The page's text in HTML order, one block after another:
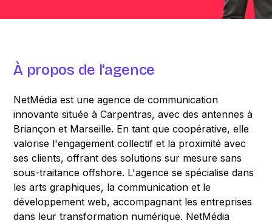
À propos de l'agence
NetMédia est une agence de communication
innovante située à Carpentras, avec des antennes à
Briançon et Marseille. En tant que coopérative, elle
valorise l'engagement collectif et la proximité avec
ses clients, offrant des solutions sur mesure sans
sous-traitance offshore. L'agence se spécialise dans
les arts graphiques, la communication et le
développement web, accompagnant les entreprises
dans leur transformation numérique. NetMédia